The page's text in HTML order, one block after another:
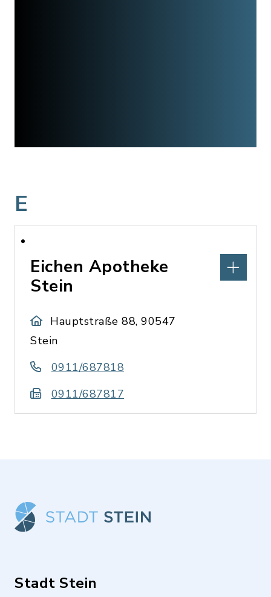
E
Eichen Apotheke
Stein
Hauptstraße 88, 90547
Stein
0911/687818
0911/687817
Stadt Stein